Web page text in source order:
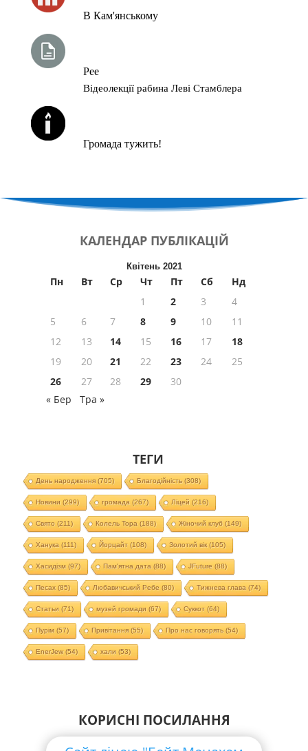
В Кам'янському
Рее
Відеолекції рабина Леві Стамблера
Громада тужить!
КАЛЕНДАР ПУБЛІКАЦІЙ
Квітень 2021
Пн Вт Ср Чт Пт Сб
Нд
1
2 3
4
5
6 7 8 9 10
11
12
13 14 15 16 17
18
19
20 21 22 23 24
25
26
27 28 29
30
« Бер
Тра »
ТЕГИ
День народження(705) Благодійність (308)
Новини (299) громада (267) Ліцей (216)
Свято (211) Колель Тора (188) Жіночий клуб (149)
Ханука (111) Йорцайт (108) Золотий вік(105)
Хасидізм (97) Пам'ятна дата (88) JFuture (88)
Песах(85) Любавичський Ребе (80) Тижнева глава (74)
Статьи (71) музей громади (67) Суккот (64)
Пурім (57) Привітання(55) Про нас говорять (54)
EnerJew(54) хали (53)
КОРИСНІ ПОСИЛАННЯ